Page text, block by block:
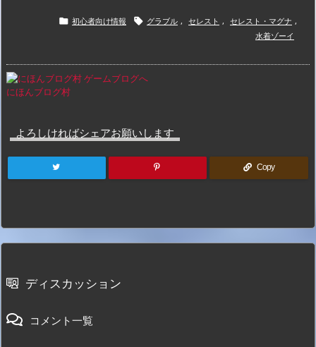
 初心者向け情報  グラブル , セレスト , セレスト・マグナ ,
水着ゾーイ
にほんブログ村
よろしければシェアお願いします
Copy
ディスカッション
コメント一覧